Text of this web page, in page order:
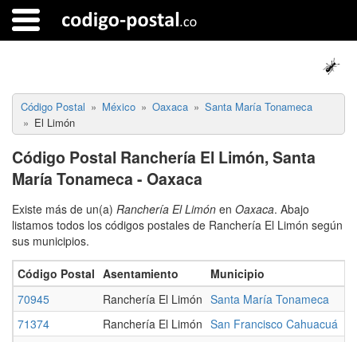
Código Postal México Oaxaca
Santa María Tonameca
El Limón
Código Postal Ranchería El Limón, Santa
María Tonameca - Oaxaca
Existe más de un(a) Ranchería El Limón en Oaxaca. Abajo
listamos todos los códigos postales de Ranchería El Limón según
sus municipios.
Código Postal Asentamiento
Municipio
70945
Ranchería El Limón Santa María Tonameca
71374
Ranchería El Limón San Francisco Cahuacuá